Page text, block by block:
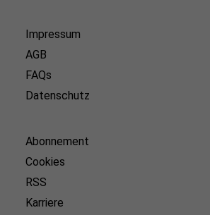
Impressum
AGB
FAQs
Datenschutz
Abonnement
Cookies
RSS
Karriere